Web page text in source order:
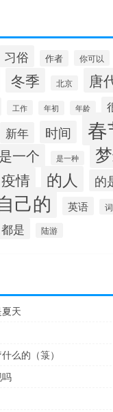
习俗 作者 你可以
冬季 北京 唐
工作 年初 年龄
新年 时间
是一个 是一种
疫情 的人 的
己的 英语
都是 陆游
天
么的（箓）